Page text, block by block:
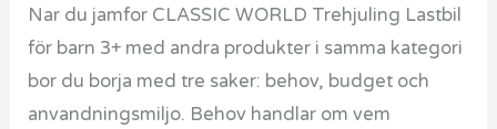
Nar du jamfor CLASSIC WORLD Trehjuling Lastbil
för barn 3+ med andra produkter i samma kategori
bor du borja med tre saker: behov, budget och
anvandningsmiljo. Behov handlar om vem